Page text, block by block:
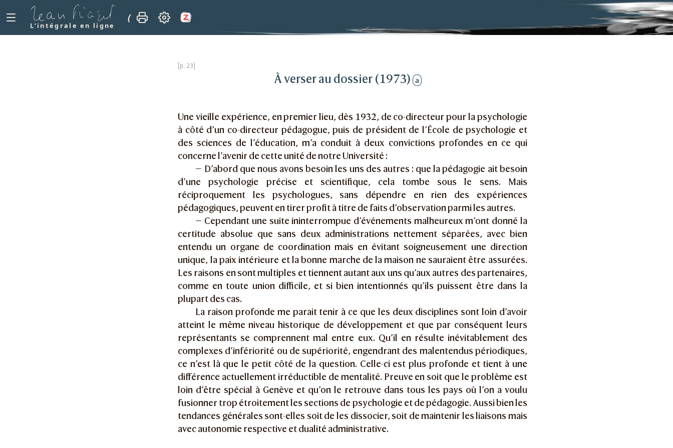
L’intégrale en ligne
(1973) À verser au dossier
À verser au dossier (1973) a
Une vieille expérience, en premier lieu, dès 1932, de co-directeur pour la psychologie
à côté d’un co-directeur pédagogue, puis de président de l’École de psychologie et
des sciences de l’éducation, m’a conduit à deux convictions profondes en ce qui
concerne l’avenir de cette unité de notre Université :
— D’abord que nous avons besoin les uns des autres : que la pédagogie ait besoin
d’une psychologie précise et scientifique, cela tombe sous le sens. Mais
réciproquement les psychologues, sans dépendre en rien des expériences
pédagogiques, peuvent en tirer profit à titre de faits d’observation parmi les autres.
— Cependant une suite ininterrompue d’événements malheureux m’ont donné la
certitude absolue que sans deux administrations nettement séparées, avec bien
entendu un organe de coordination mais en évitant soigneusement une direction
unique, la paix intérieure et la bonne marche de la maison ne sauraient être assurées.
Les raisons en sont multiples et tiennent autant aux uns qu’aux autres des partenaires,
comme en toute union difficile, et si bien intentionnés qu’ils puissent être dans la
plupart des cas.
La raison profonde me parait tenir à ce que les deux disciplines sont loin d’avoir
atteint le même niveau historique de développement et que par conséquent leurs
représentants se comprennent mal entre eux. Qu’il en résulte inévitablement des
complexes d’infériorité ou de supériorité, engendrant des malentendus périodiques,
ce n’est là que le petit côté de la question. Celle-ci est plus profonde et tient à une
différence actuellement irréductible de mentalité. Preuve en soit que le problème est
loin d’être spécial à Genève et qu’on le retrouve dans tous les pays où l’on a voulu
fusionner trop étroitement les sections de psychologie et de pédagogie. Aussi bien les
tendances générales sont-elles soit de les dissocier, soit de maintenir les liaisons mais
avec autonomie respective et dualité administrative.